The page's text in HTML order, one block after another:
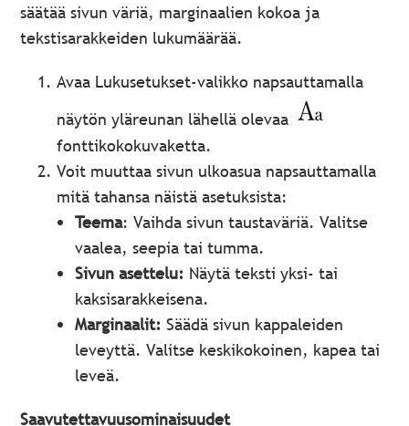
säätää sivun väriä, marginaalien kokoa ja
tekstisarakkeiden lukumäärää.
Avaa Lukusetukset-valikko napsauttamalla
näytön yläreunan lähellä olevaa
fonttikokokuvaketta.
Voit muuttaa sivun ulkoasua napsauttamalla
mitä tahansa näistä asetuksista:
Teema: Vaihda sivun taustaväriä. Valitse
vaalea, seepia tai tumma.
Sivun asettelu: Näytä teksti yksi- tai
kaksisarakkeisena.
Marginaalit:Säädä sivun kappaleiden
leveyttä. Valitse keskikokoinen, kapea tai
leveä.
Saavutettavuusominaisuudet